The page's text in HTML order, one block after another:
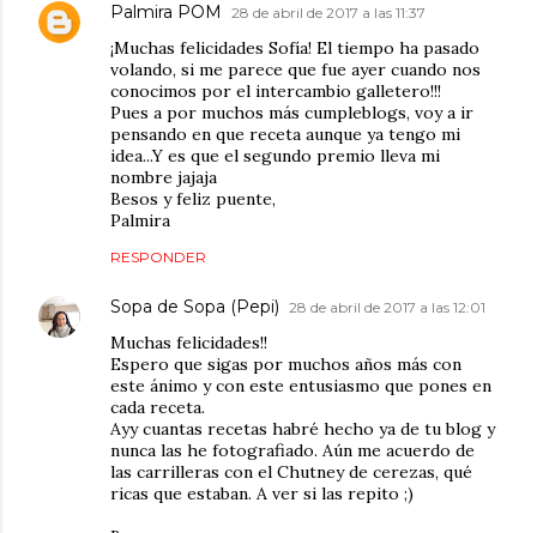
Palmira POM 28 de abril de 2017 a las 11:37
¡Muchas felicidades Sofía! El tiempo ha pasado
volando, si me parece que fue ayer cuando nos
conocimos por el intercambio galletero!!!
Pues a por muchos más cumpleblogs, voy a ir
pensando en que receta aunque ya tengo mi
idea...Y es que el segundo premio lleva mi
nombre jajaja
Besos y feliz puente,
Palmira
RESPONDER
Sopa de Sopa (Pepi) 28 de abril de 2017 a las 12:01
Muchas felicidades!!
Espero que sigas por muchos años más con
este ánimo y con este entusiasmo que pones en
cada receta.
Ayy cuantas recetas habré hecho ya de tu blog y
nunca las he fotografiado. Aún me acuerdo de
las carrilleras con el Chutney de cerezas, qué
ricas que estaban. A ver si las repito ;)